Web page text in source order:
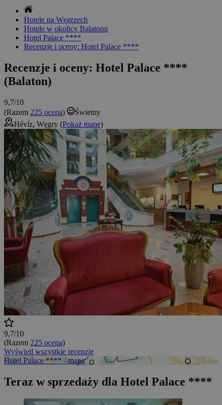
Hotele na Węgrzech
Hotele w okolicy Balatonu
Hotel Palace ****
Recenzje i oceny: Hotel Palace ****
Recenzje i oceny: Hotel Palace ****
(Balaton)
9,7/10
(Razem 225 ocena)
Świetny
Hévíz, Węgry (Pokaż mapę)
9,7/10
(Razem 225 ocena)
Wyświetl wszystkie recenzje
Hotel Palace **** - mapa
Teraz w sprzedaży dla Hotel Palace ****